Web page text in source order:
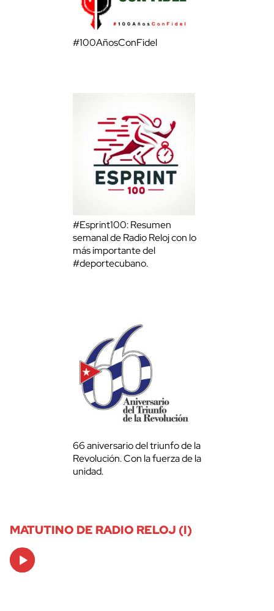
#100AñosConFidel
#Esprint100: Resumen
semanal de Radio Reloj con lo
más importante del
#deportecubano.
66 aniversario del triunfo de la
Revolución. Con la fuerza de la
unidad.
MATUTINO DE RADIO RELOJ (I)
Audio
Player